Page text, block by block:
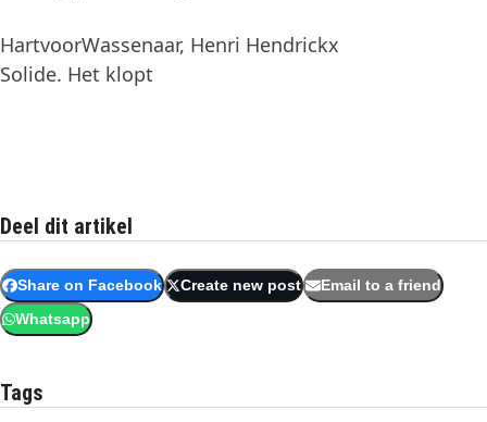
HartvoorWassenaar, Henri Hendrickx
Solide. Het klopt
Deel dit artikel
Share on Facebook Create new post Email to a friend
Whatsapp
Tags